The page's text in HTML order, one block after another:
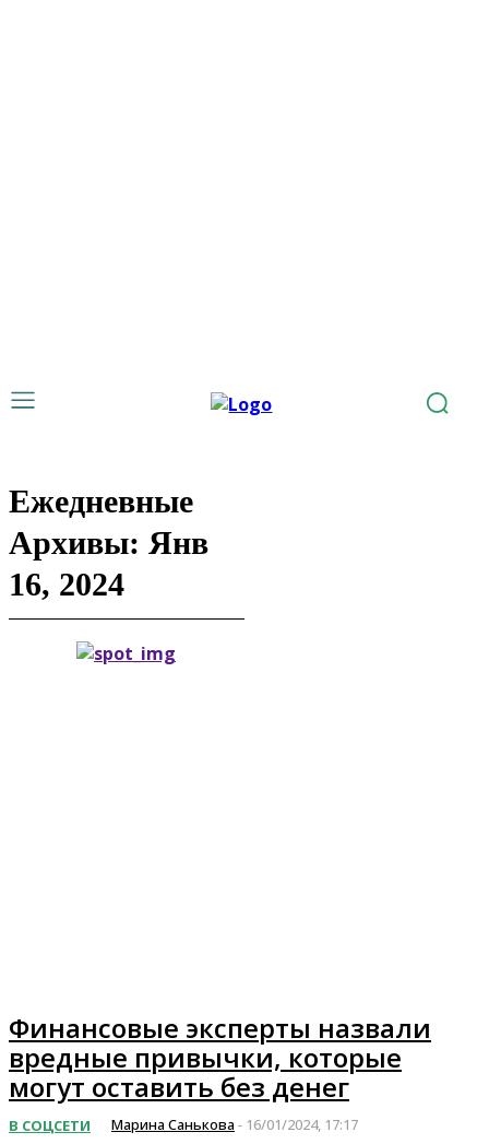
Ежедневные
Архивы: Янв
16, 2024
Финансовые эксперты назвали
вредные привычки, которые
могут оставить без денег
В СОЦСЕТИ Марина Санькова - 16/01/2024, 17:17